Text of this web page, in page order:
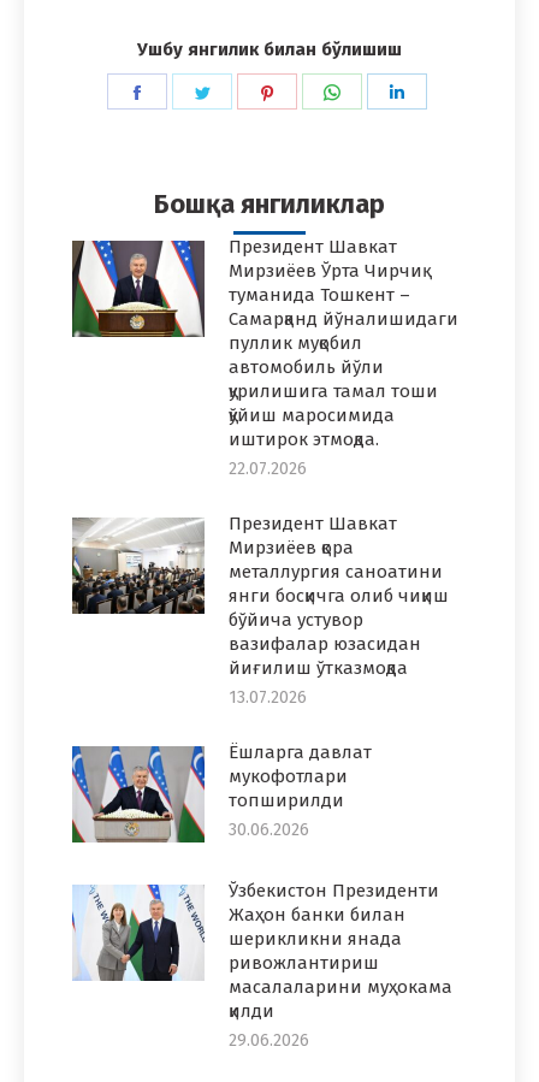
Ушбу янгилик билан бўлишиш
Share
Share
Share
Share
Бошқа янгиликлар
Президент Шавкат
Мирзиёев Ўрта Чирчиқ
туманида Тошкент –
Самарқанд йўналишидаги
пуллик муқобил
автомобиль йўли
қурилишига тамал тоши
қўйиш маросимида
иштирок этмоқда.
22.07.2026
Президент Шавкат
Мирзиёев қора
металлургия саноатини
янги босқичга олиб чиқиш
бўйича устувор
вазифалар юзасидан
йиғилиш ўтказмоқда
13.07.2026
Ёшларга давлат
мукофотлари
топширилди
30.06.2026
Ўзбекистон Президенти
Жаҳон банки билан
шерикликни янада
ривожлантириш
масалаларини муҳокама
қилди
29.06.2026